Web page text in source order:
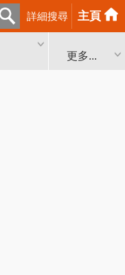
詳細搜尋 主頁
更多...